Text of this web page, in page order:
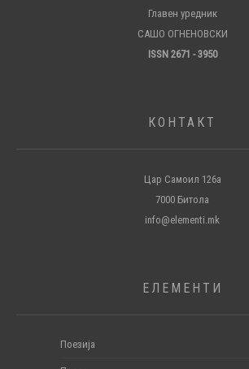
Главен уредник
САШО ОГНЕНОВСКИ
ISSN 2671 - 3950
КОНТАКТ
Цар Самоил 126а
7000 Битола
info@elementi.mk
ЕЛЕМЕНТИ
Поезија